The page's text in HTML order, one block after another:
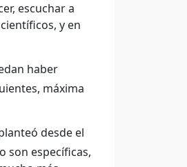
escuchar a
y en
haber
máxima
desde el
son específicas,